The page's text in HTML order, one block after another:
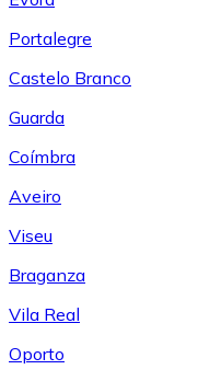
Portalegre
Castelo Branco
Guarda
Coímbra
Aveiro
Viseu
Braganza
Vila Real
Oporto